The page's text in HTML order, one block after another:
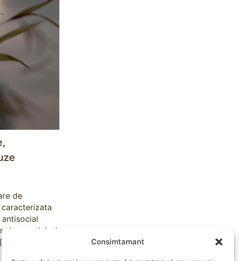
Consimtamant
de
si empatiei, si